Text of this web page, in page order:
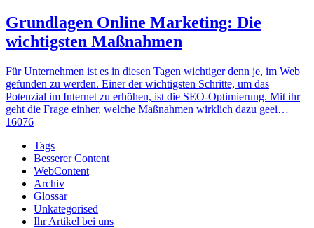
Grundlagen Online Marketing: Die
wichtigsten Maßnahmen
Für Unternehmen ist es in diesen Tagen wichtiger denn je, im Web
gefunden zu werden. Einer der wichtigsten Schritte, um das
Potenzial im Internet zu erhöhen, ist die SEO-Optimierung. Mit ihr
geht die Frage einher, welche Maßnahmen wirklich dazu geei…
16076
Tags
Besserer Content
WebContent
Archiv
Glossar
Unkategorised
Ihr Artikel bei uns